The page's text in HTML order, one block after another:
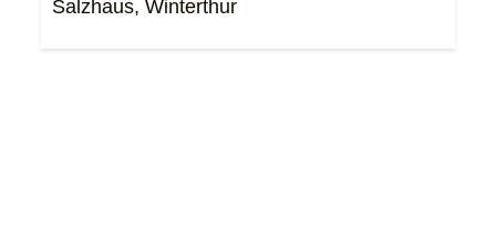
Salzhaus, Winterthur